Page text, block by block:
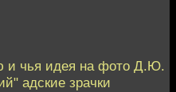
и чья идея на фото Д.Ю.
адские зрачки